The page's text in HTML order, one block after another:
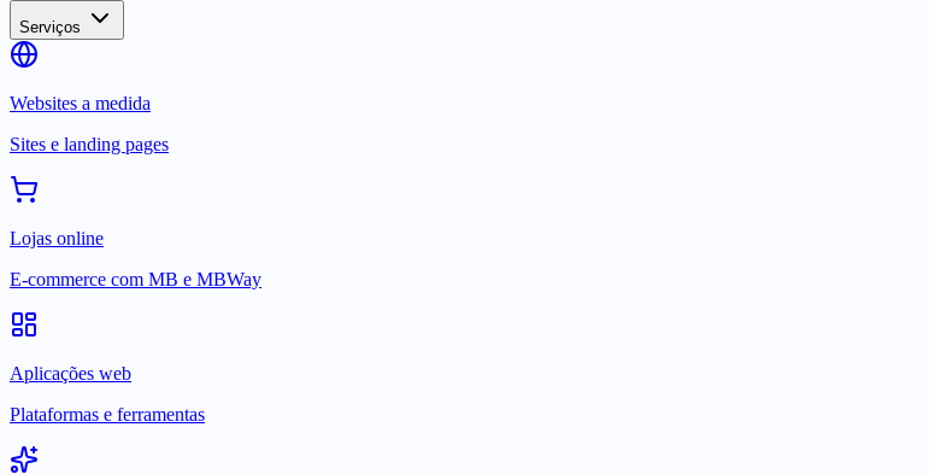
Serviços
Websites a medida
Sites e landing pages
Lojas online
E-commerce com MB e MBWay
Aplicações web
Plataformas e ferramentas